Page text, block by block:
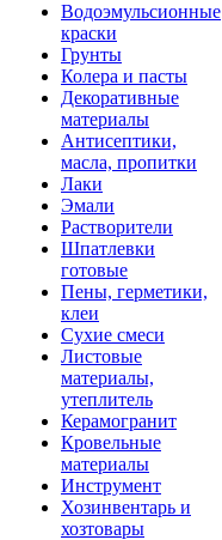
Водоэмульсионные
краски
Грунты
Колера и пасты
Декоративные
материалы
Антисептики,
масла, пропитки
Лаки
Эмали
Растворители
Шпатлевки
готовые
Пены, герметики,
клеи
Сухие смеси
Листовые
материалы,
утеплитель
Керамогранит
Кровельные
материалы
Инструмент
Хозинвентарь и
хозтовары